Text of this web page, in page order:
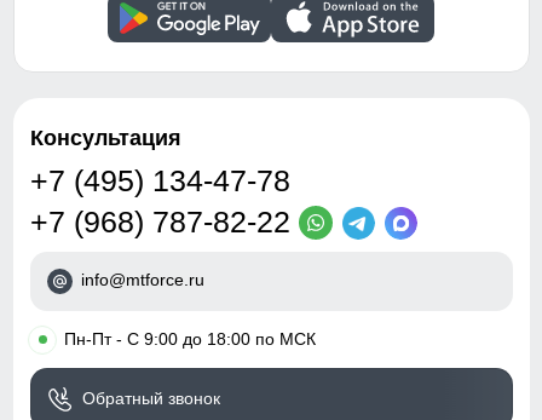
Консультация
+7 (495) 134-47-78
+7 (968) 787-82-22
info@mtforce.ru
• Пн-Пт - С 9:00 до 18:00 по МСК
Обратный звонок